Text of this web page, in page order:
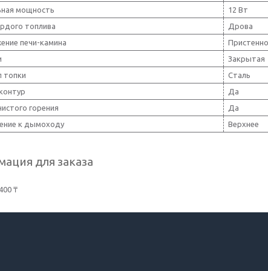
мощность
12 Вт
топлива
Дрова
печи-камина
Закрытая
топки
Сталь
Да
горения
Да
к дымоходу
Верхнее
для заказа
₸